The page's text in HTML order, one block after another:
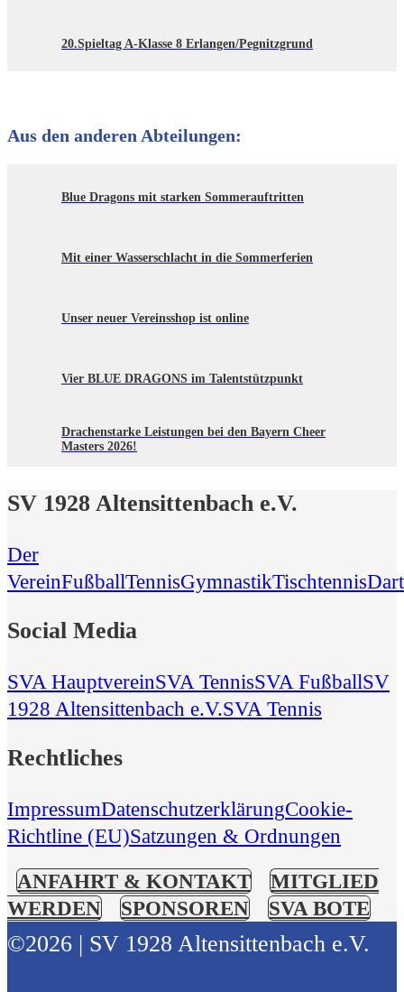
20.Spieltag A-Klasse 8 Erlangen/Pegnitzgrund
Aus den anderen Abteilungen:
Blue Dragons mit starken Sommerauftritten
Mit einer Wasserschlacht in die Sommerferien
Unser neuer Vereinsshop ist online
Vier BLUE DRAGONS im Talentstützpunkt
Drachenstarke Leistungen bei den Bayern Cheer
Masters 2026!
SV 1928 Altensittenbach e.V.
Der
VereinFußballTennisGymnastikTischtennis
Social Media
SVA HauptvereinSVA TennisSVA FußballSV
1928 Altensittenbach e.V.SVA Tennis
Rechtliches
ImpressumDatenschutzerklärungCookie-
Richtline (EU)Satzungen & Ordnungen
ANFAHRT & KONTAKT
MITGLIED
WERDEN
SPONSOREN SVA BOTE
©2026 | SV 1928 Altensittenbach e.V.